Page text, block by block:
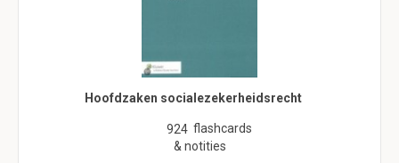
Hoofdzaken socialezekerheidsrecht
924 flashcards
& notities